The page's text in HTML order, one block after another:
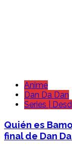
Anime
Dan Da Dan
Series |
Quién es
final de Dan